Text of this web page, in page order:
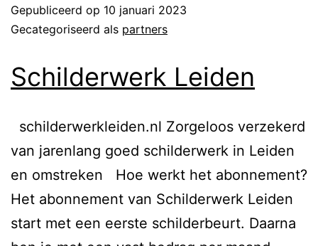
Gepubliceerd op 10 januari 2023
Gecategoriseerd als partners
Schilderwerk Leiden
schilderwerkleiden.nl Zorgeloos verzekerd
van jarenlang goed schilderwerk in Leiden
en omstreken Hoe werkt het abonnement?​
Het abonnement van Schilderwerk Leiden
start met een eerste schilderbeurt. Daarna